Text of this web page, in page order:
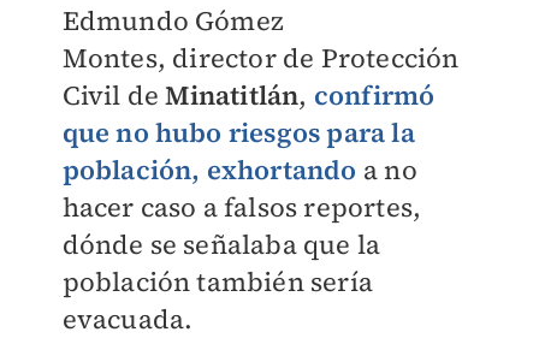
Edmundo Gómez
Montes, director de Protección
Civil deMinatitlán, confirmó
que no hubo riesgos para la
población, exhortando a no
hacer caso a falsos reportes,
dónde se señalaba que la
población también sería
evacuada.